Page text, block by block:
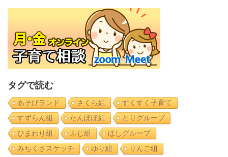
タグで読む
あそびランド さくら組
すくすく子育て
すずらん組
たんぽぽ組
とりグループ
ひまわり組
ふじ組
ほしグループ
みちくさスケッチ
ゆり組 りんご組